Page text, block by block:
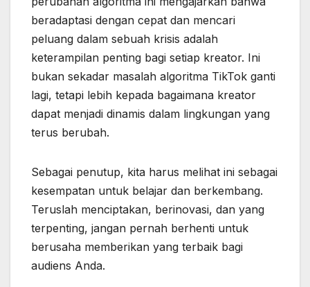
beradaptasi dengan cepat dan mencari
peluang dalam sebuah krisis adalah
keterampilan penting bagi setiap kreator. Ini
bukan sekadar masalah algoritma TikTok ganti
lagi, tetapi lebih kepada bagaimana kreator
dapat menjadi dinamis dalam lingkungan yang
terus berubah.
Sebagai penutup, kita harus melihat ini sebagai
kesempatan untuk belajar dan berkembang.
Teruslah menciptakan, berinovasi, dan yang
terpenting, jangan pernah berhenti untuk
berusaha memberikan yang terbaik bagi
audiens Anda.